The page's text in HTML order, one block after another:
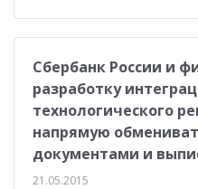
Сбербанк России и
разработку
технологического
напрямую
документами и
21.05.2015